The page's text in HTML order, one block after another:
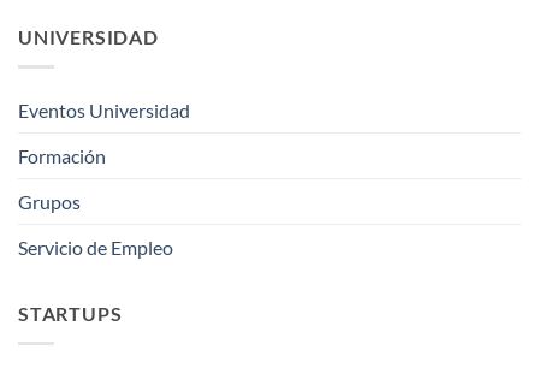
UNIVERSIDAD
Eventos Universidad
Formación
Grupos
Servicio de Empleo
STARTUPS